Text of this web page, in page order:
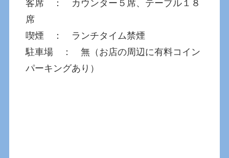
客席 ： カウンター５席、テーブル１８
席
喫煙 ： ランチタイム禁煙
駐車場 ： 無（お店の周辺に有料コイン
パーキングあり）